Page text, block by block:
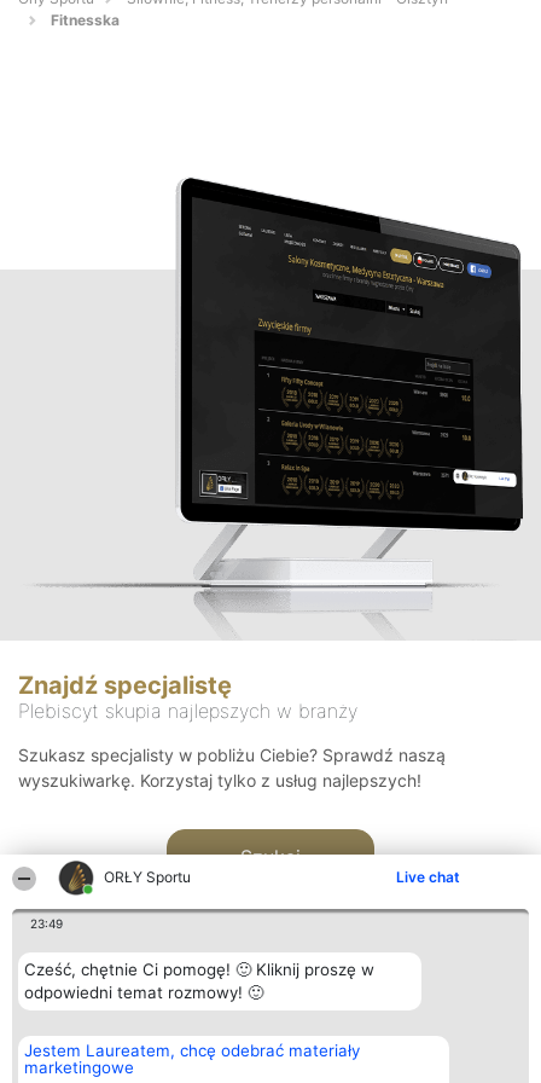
ORŁY Sportu Live chat
23:49
Cześć, chętnie Ci pomogę! 🙂 Kliknij proszę w
odpowiedni temat rozmowy! 🙂
Jestem Laureatem, chcę odebrać materiały
marketingowe
Fitnesska
Znajdź specjalistę
Plebiscyt skupia najlepszych w branży
Szukasz specjalisty w pobliżu Ciebie? Sprawdź naszą
wyszukiwarkę. Korzystaj tylko z usług najlepszych!
Szukaj
Organizator plebiscytu
Bright Side Solutions sp. z o.
o. sp. k.
Plebiscyt
Laureaci
Kontakt
Kontakt